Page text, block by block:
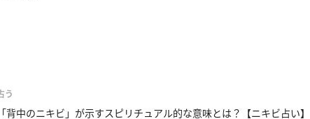
う
「背中のニキビ」が示すスピリチュアル的な意味とは？【ニキビ占い】